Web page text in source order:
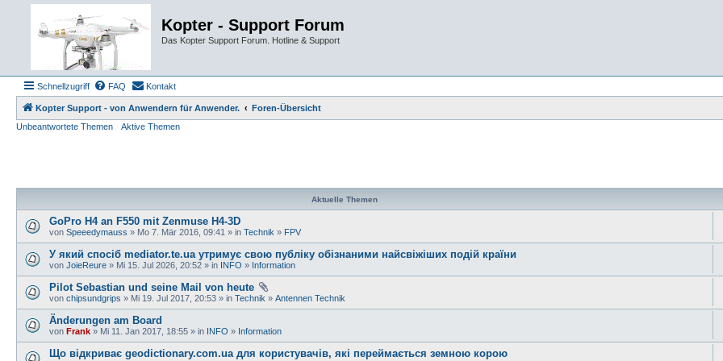
Kopter - Support Forum
Das Kopter Support Forum. Hotline & Support
Schnellzugriff FAQ Kontakt
Kopter Support - von Anwendern für Anwender.
Foren-Übersicht
Unbeantwortete Themen
Aktive Themen
Aktuelle Themen
GoPro H4 an F550 mit Zenmuse H4-3D
von Speeedymauss » Mo 7. Mär 2016, 09:41 » in Technik » FPV
У який спосіб mediator.te.ua утримує свою публіку обізнаними найсвіжіших подій країни
von JoieReure » Mi 15. Jul 2026, 20:52 » in INFO » Information
Pilot Sebastian und seine Mail von heute
von chipsundgrips » Mi 19. Jul 2017, 20:53 » in Technik » Antennen Technik
Änderungen am Board
von Frank » Mi 11. Jan 2017, 18:55 » in INFO » Information
Що відкриває geodictionary.com.ua для користувачів, які переймається земною корою